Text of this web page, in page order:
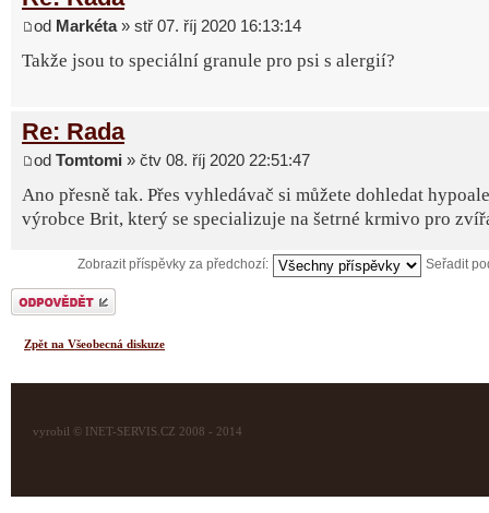
od Markéta» stř 07. říj 2020 16:13:14
Takže jsou to speciální granule pro psi s alergií?
Re: Rada
od Tomtomi » čtv 08. říj 2020 22:51:47
Ano přesně tak. Přes vyhledávač si můžete dohledat
výrobce Brit, který se specializuje na šetrné krmivo pro
Zobrazit příspěvky za předchozí: Seřadit
Odeslat odpověď
Zpět na Všeobecná diskuze
vyrobil © INET-SERVIS.CZ 2008 - 2014